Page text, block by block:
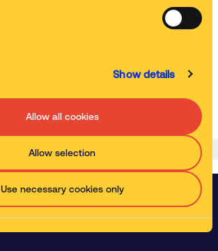
Show details
Allow all cookies
Allow selection
Use necessary cookies only